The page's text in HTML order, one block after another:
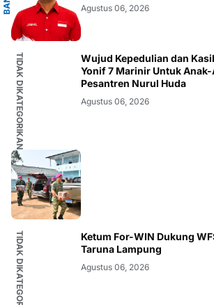
Agustus 06, 2026
TIDAK DIKATEGORIKAN
Wujud Kepedulian dan
Yonif 7 Marinir Untuk
Pesantren Nurul Huda
Agustus 06, 2026
TIDAK DIKATEGORIKAN
Ketum For-WIN Dukung
Taruna Lampung
Agustus 06, 2026